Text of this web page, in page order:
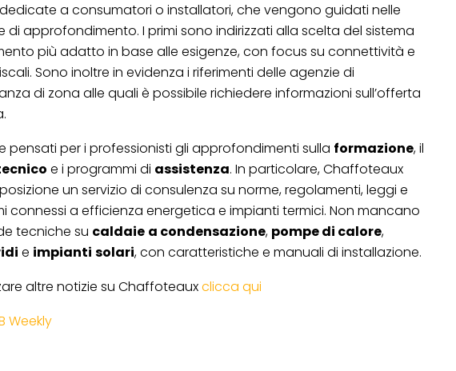
a consumatori o installatori, che vengono guidati nelle
di approfondimento. I primi sono indirizzati alla scelta del sistema
più adatto in base alle esigenze, con focus su connettività e
Sono inoltre in evidenza i riferimenti delle agenzie di
di zona alle quali è possibile richiedere informazioni sull’offerta
pensati per i professionisti gli approfondimenti sulla formazione, il
e i programmi di assistenza. In particolare, Chaffoteaux
un servizio di consulenza su norme, regolamenti, leggi e
connessi a efficienza energetica e impianti termici. Non mancano
tecniche su caldaie a condensazione, pompe di calore,
e impianti solari, con caratteristiche e manuali di installazione.
altre notizie su Chaffoteauxclicca qui